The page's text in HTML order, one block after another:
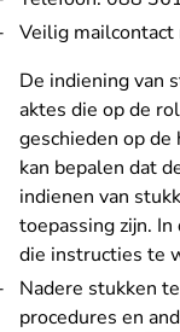
Veilig mailcontact
De indiening van
aktes die op de
geschieden op de
kan bepalen dat
indienen van
toepassing zijn.
die instructies te
Nadere stukken
procedures en